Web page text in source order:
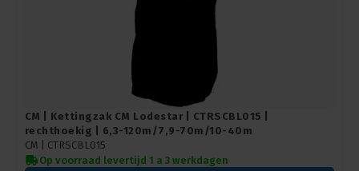
CM | Kettingzak CM Lodestar | CTRSCBL015 |
rechthoekig | 6,3-120m/7,9-70m/10-40m
CM | CTRSCBL015
Op voorraad levertijd 1 a 3 werkdagen